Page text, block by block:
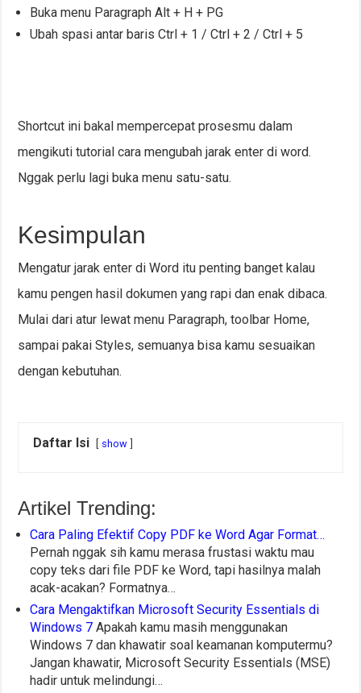
Buka menu Paragraph Alt + H + PG
Ubah spasi antar baris Ctrl + 1 / Ctrl + 2 / Ctrl + 5
Shortcut ini bakal mempercepat prosesmu dalam
mengikuti tutorial cara mengubah jarak enter di word.
Nggak perlu lagi buka menu satu-satu.
Kesimpulan
Mengatur jarak enter di Word itu penting banget kalau
kamu pengen hasil dokumen yang rapi dan enak dibaca.
Mulai dari atur lewat menu Paragraph, toolbar Home,
sampai pakai Styles, semuanya bisa kamu sesuaikan
dengan kebutuhan.
Daftar Isi show
Artikel Trending:
Cara Paling Efektif Copy PDF ke Word Agar Format…
Pernah nggak sih kamu merasa frustasi waktu mau
copy teks dari file PDF ke Word, tapi hasilnya malah
acak-acakan? Formatnya…
Cara Mengaktifkan Microsoft Security Essentials di
Windows 7 Apakah kamu masih menggunakan
Windows 7 dan khawatir soal keamanan komputermu?
Jangan khawatir, Microsoft Security Essentials (MSE)
hadir untuk melindungi…